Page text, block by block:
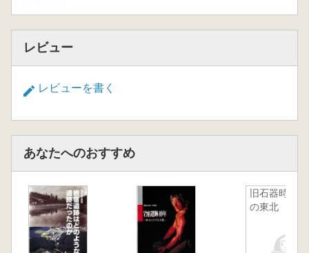
レビュー
レビューを書く
あなたへのおすすめ
旧石器時代
の東北